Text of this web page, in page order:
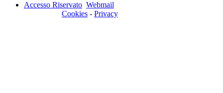
Accesso Riservato Webmail
Cookies - Privacy